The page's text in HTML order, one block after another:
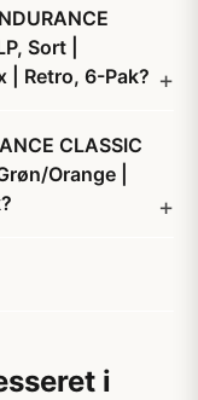
Sort |
| Retro, 6-Pak?
CLASSIC
Orange |
i